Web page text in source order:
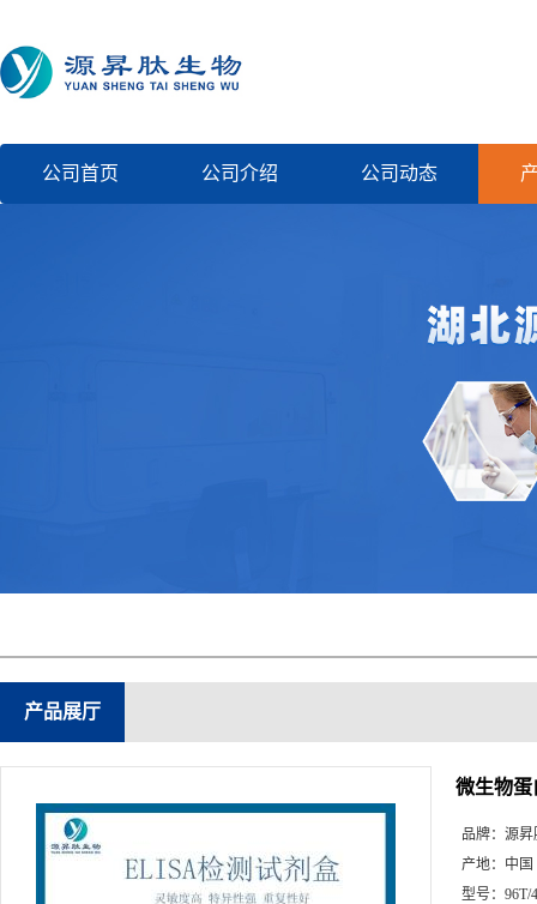
公司首页 公司介绍 公司动态
产品展厅
微生物蛋
品牌： 源昇
产地： 中国
型号： 96T/